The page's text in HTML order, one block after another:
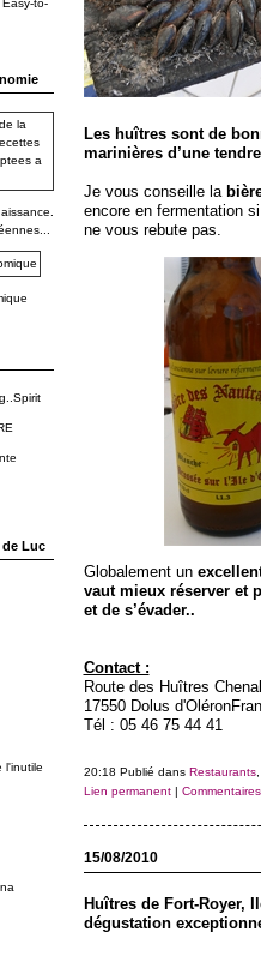
to-
de Luc
l'inutile
Les huîtres sont de
marinières d’une
Je vous conseille la
encore en fermentation
ne vous rebute pas.
Globalement un
vaut mieux réserver et
et de s’évader..
Contact :
Route des Huîtres
17550 Dolus d'Oléron
Tél : 05 46 75 44 41
20:18 Publié dans Restaurants
Lien permanent|
15/08/2010
Huîtres de Fort-Royer,
dégustation